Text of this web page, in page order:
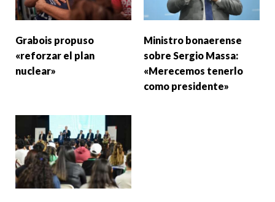
Grabois propuso
«reforzar el plan
nuclear»
Ministro bonaerense
sobre Sergio Massa:
«Merecemos tenerlo
como presidente»